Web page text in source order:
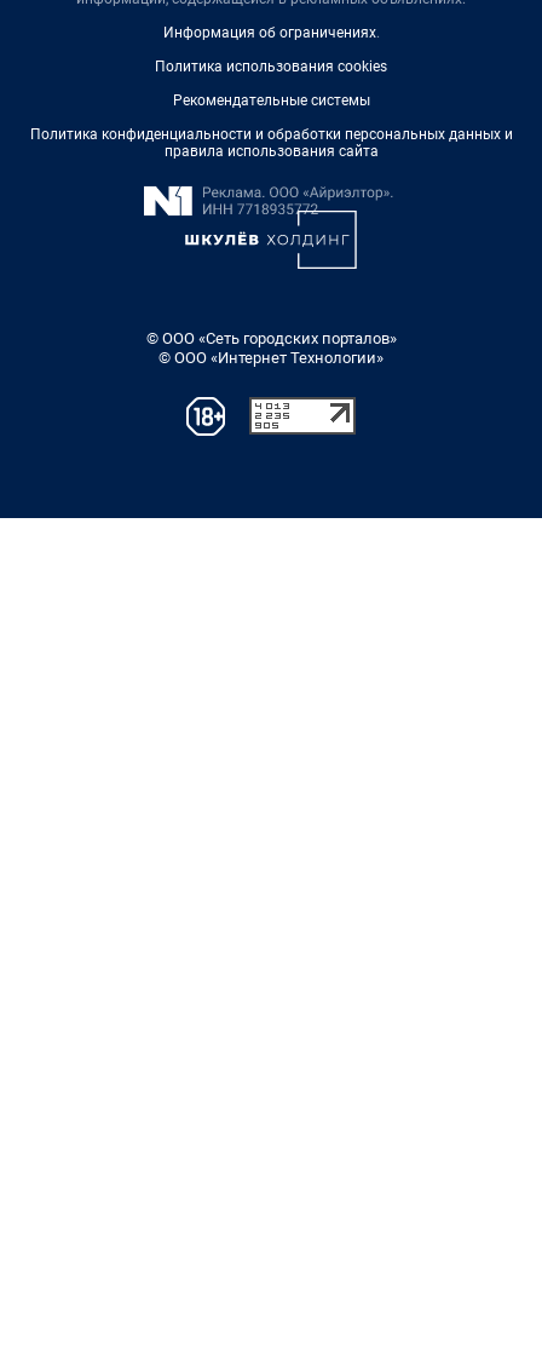
Информация об ограничениях.
Политика использования cookies
Рекомендательные системы
Политика конфиденциальности и обработки персональных данных и
правила использования сайта
© ООО «Сеть городских порталов»
© ООО «Интернет Технологии»